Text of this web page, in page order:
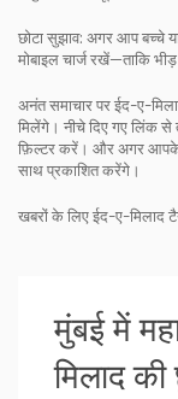
छोटा सुझाव: अगर आप बच्चे
मोबाइल चार्ज रखें—ताकि
अनंत समाचार पर ईद-ए-
मिलेंगे। नीचे दिए गए लिंक
फ़िल्टर करें। और अगर आपके
साथ प्रकाशित करेंगे।
खबरों के लिए ईद-ए-मिलाद
मुंबई में
मिलाद